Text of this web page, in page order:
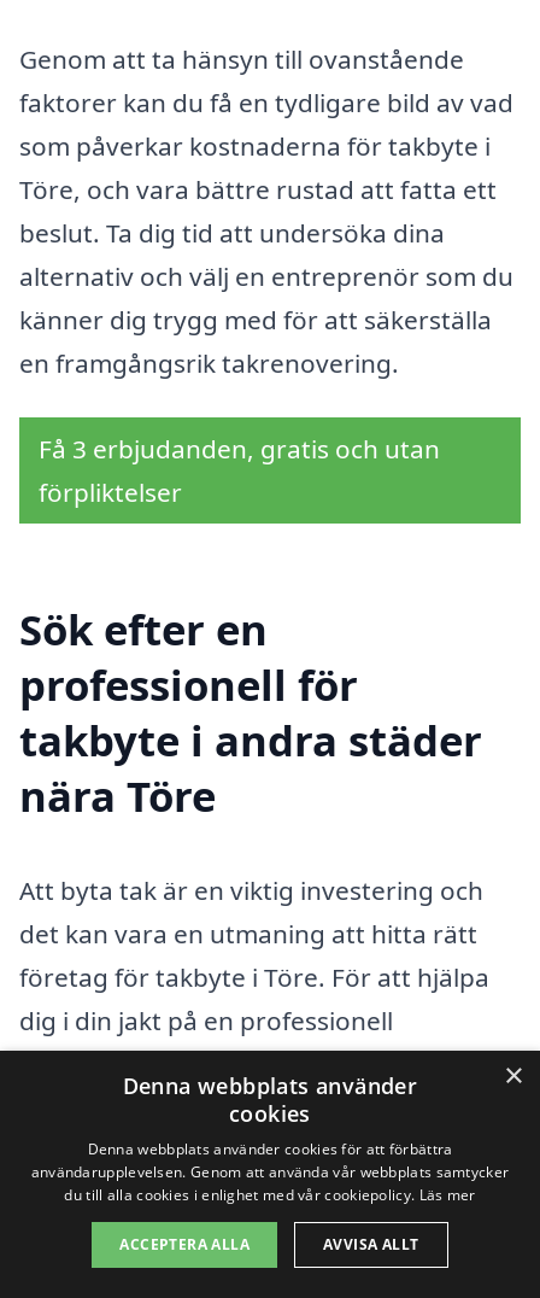
Genom att ta hänsyn till ovanstående
faktorer kan du få en tydligare bild av vad
som påverkar kostnaderna för takbyte i
Töre, och vara bättre rustad att fatta ett
beslut. Ta dig tid att undersöka dina
alternativ och välj en entreprenör som du
känner dig trygg med för att säkerställa
en framgångsrik takrenovering.
Få 3 erbjudanden, gratis och utan
förpliktelser
Sök efter en
professionell för
takbyte i andra städer
nära Töre
Att byta tak är en viktig investering och
det kan vara en utmaning att hitta rätt
företag för takbyte i Töre. För att hjälpa
dig i din jakt på en professionell
du enkelt kan få in flera erbjudanden från
lokala fackmän. När du letar efter takbyte
i Töre, överväg att även kolla in företag i
de närliggande städerna för att få ännu
×
Denna webbplats använder
cookies
Denna webbplats använder cookies för att förbättra
användarupplevelsen. Genom att använda vår webbplats samtycker
du till alla cookies i enlighet med vår cookiepolicy. Läs mer
ACCEPTERA ALLA AVVISA ALLT